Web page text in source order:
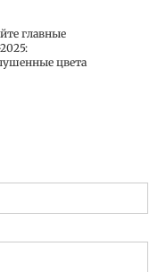
главные
цвета